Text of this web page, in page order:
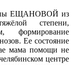
ЕЩАНОВОЙ из
степени,
формирование
Ее состояние
мама помощи не
центре